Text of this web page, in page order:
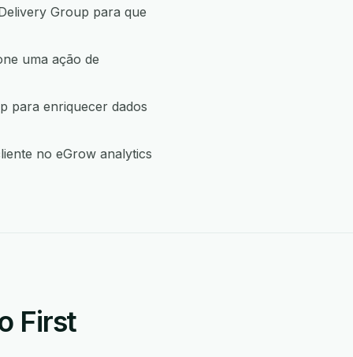
Group para que
uma ação de
para enriquecer dados
no eGrow analytics
First